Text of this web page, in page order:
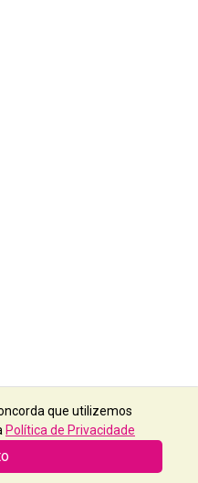
que utilizemos
Política de Privacidade